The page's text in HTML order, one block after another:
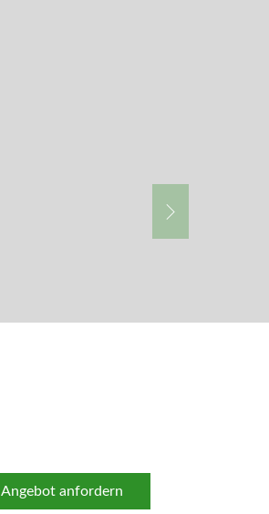
Angebot anfordern